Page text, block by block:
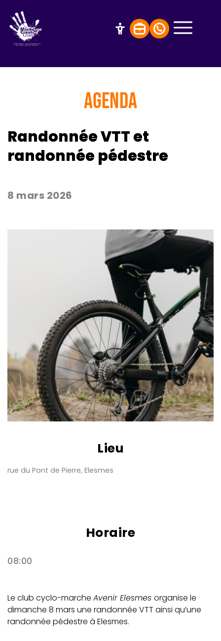
AGENDA
Randonnée VTT et
randonnée pédestre
8 mars 2026
Lieu
rue du Pont de Pierre, Elesmes
Horaire
08:00
Le club cyclo-marche Avenir Elesmes organise le
dimanche 8 mars une randonnée VTT ainsi qu’une
randonnée pédestre à Elesmes.